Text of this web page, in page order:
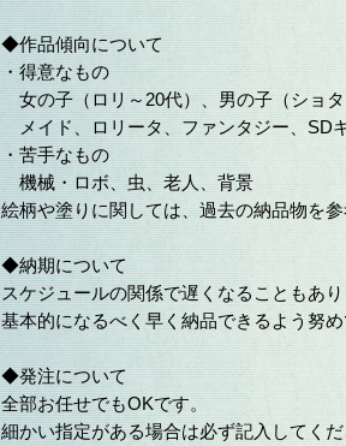
◆作品傾向について
・得意なもの
女の子（ロリ～20代）、男の子（ショタ
メイド、ロリータ、ファンタジー、SD
・苦手なもの
機械・ロボ、虫、老人、背景
絵柄や塗りに関しては、過去の納品物を参
◆納期について
スケジュールの関係で遅くなることもあり
基本的になるべく早く納品できるよう努め
◆発注について
全部お任せでもOKです。
細かい指定がある場合は必ず記入してくだ